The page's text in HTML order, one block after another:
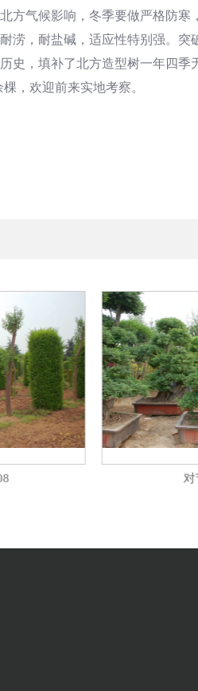
方气候影响，冬季要做严格防寒
涝，耐盐碱，适应性特别强。突
史，填补了北方造型树一年四季
，欢迎前来实地考察。
对